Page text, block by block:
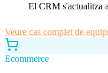
El CRM s'actualitza
Veure cas complet de
Ecommerce